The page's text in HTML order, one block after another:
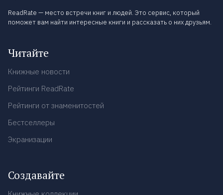
ReadRate — место встречи книг и людей. Это сервис, который
поможет вам найти интересные книги и рассказать о них друзьям.
Читайте
Книжные новости
Рейтинги ReadRate
Рейтинги от знаменитостей
Бестселлеры
Экранизации
Создавайте